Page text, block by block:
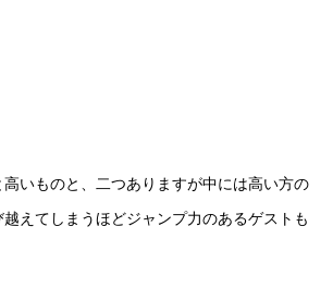
いものと、二つありますが中には高い方の
えてしまうほどジャンプ力のあるゲストも